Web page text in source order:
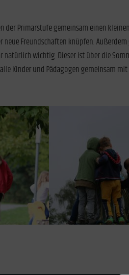
der Primarstufe gemeinsam einen
Freundschaften knüpfen.
natürlich wichtig. Dieser ist über die
Kinder und Pädagogen gemeinsam